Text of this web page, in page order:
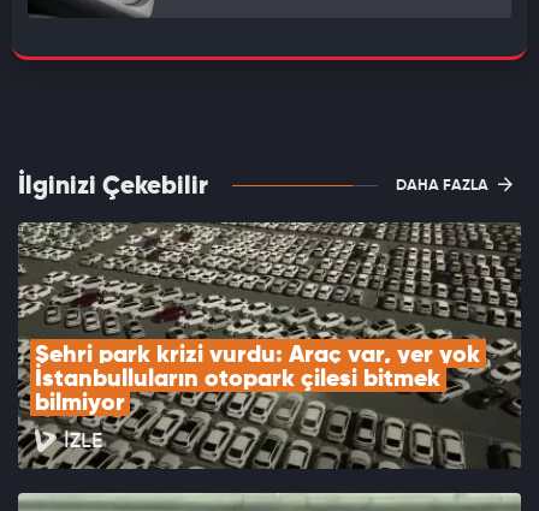
İlginizi Çekebilir DAHA FAZLA
Şehri park krizi vurdu: Araç var, yer yok
İstanbulluların otopark çilesi bitmek
bilmiyor
İZLE